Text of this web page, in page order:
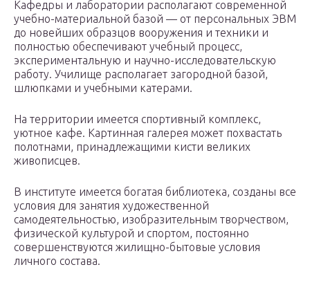
Кафедры и лаборатории располагают современной
учебно-материальной базой — от персональных ЭВМ
до новейших образцов вооружения и техники и
полностью обеспечивают учебный процесс,
экспериментальную и научно-исследовательскую
работу. Училище располагает загородной базой,
шлюпками и учебными катерами.
На территории имеется спортивный комплекс,
уютное кафе. Картинная галерея может похвастать
полотнами, принадлежащими кисти великих
живописцев.
В институте имеется богатая библиотека, созданы все
условия для занятия художественной
самодеятельностью, изобразительным творчеством,
физической культурой и спортом, постоянно
совершенствуются жилищно-бытовые условия
личного состава.